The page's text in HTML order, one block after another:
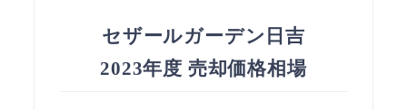
セザールガーデン日吉
2023年度 売却価格相場